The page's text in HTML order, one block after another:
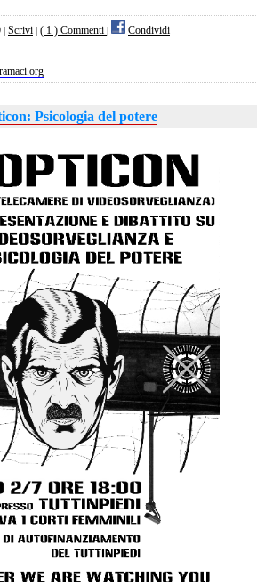
Scrivi ( 1 ) Commenti Condividi
Psicologia del potere